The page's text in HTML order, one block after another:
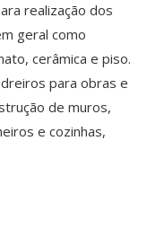
realização dos
geral como
cerâmica e piso.
para obras e
de muros,
e cozinhas,